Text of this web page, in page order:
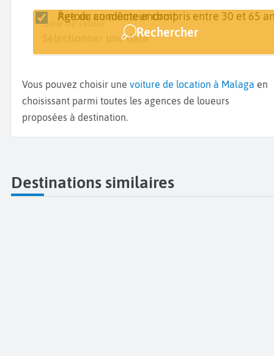
Lieu de retrait
Date de retrait
Sélectionner une date
Date de retour
Sélectionner une date
Retour au même endroit
Âge du conducteur compris entre 30 et 65
Rechercher
Vous pouvez choisir une voiture de location à Malaga en
choisissant parmi toutes les agences de loueurs
proposées à destination.
Destinations similaires